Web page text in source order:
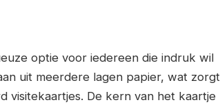
optie voor iedereen die indruk wil
uit meerdere lagen papier, wat zorgt
visitekaartjes. De kern van het kaartje